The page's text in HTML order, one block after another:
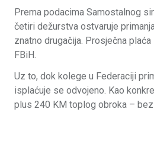
Prema podacima Samostalnog
četiri dežurstva ostvaruje
znatno drugačija. Prosječna
FBiH.
Uz to, dok kolege u Federaciji
isplaćuje se odvojeno. Kao
plus 240 KM toplog obroka –